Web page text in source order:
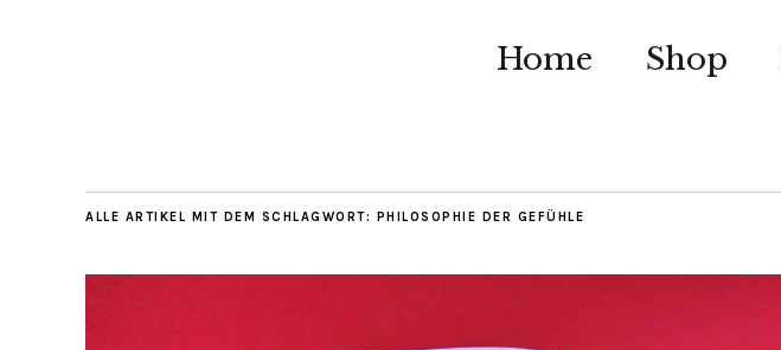
Home Shop
ALLE ARTIKEL MIT DEM SCHLAGWORT: PHILOSOPHIE DER GEFÜHLE